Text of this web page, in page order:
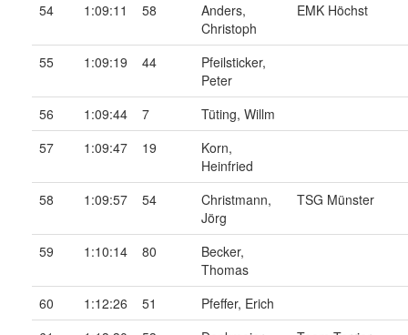
54 1:09:11 58
Anders,
Christoph
EMK Höchst
55 1:09:19 44
Pfeilsticker,
Peter
56
1:09:44 7
Tüting, Willm
57
1:09:47 19
Korn,
Heinfried
58
1:09:57 54
Christmann,
Jörg
TSG Münster
59 1:10:14 80
Becker,
Thomas
60
1:12:26 51
Pfeffer, Erich